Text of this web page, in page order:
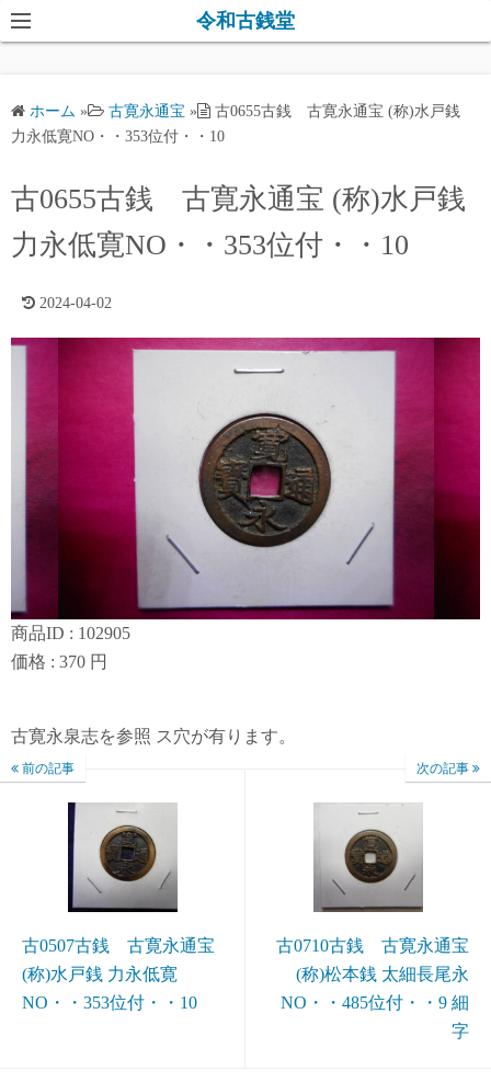
コ
ン
ッ
令和古銭堂
ホーム » 古寛永通宝 »
古0655古銭 古寛永通宝 (称)水戸銭
力永低寛NO・・353位付・・10
古0655古銭 古寛永通宝 (称)水戸銭
力永低寛NO・・353位付・・10
2024-04-02
商品ID : 102905
価格 : 370 円
古寛永泉志を参照 ス穴が有ります。
前の記事
古0507古銭 古寛永通宝
(称)水戸銭 力永低寛
NO・・353位付・・10
次の記事
古0710古銭 古寛永通宝
(称)松本銭 太細長尾永
NO・・485位付・・9 細
字